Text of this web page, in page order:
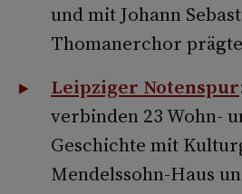
und mit Johann
Thomanerchor
Leipziger Notenspur
verbinden 23 Wohn-
Geschichte mit
Mendelssohn-Haus